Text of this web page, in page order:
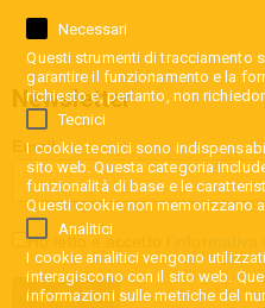
Newsletter
Email
Ho letto e accetto l'
Necessari
Questi strumenti di tracciamento
garantire il funzionamento e la
richiesto e, pertanto, non
Tecnici
I cookie tecnici sono
sito web. Questa categoria
funzionalità di base e le
Questi cookie non memorizzano
Analitici
I cookie analitici vengono
interagiscono con il sito web.
informazioni sulle metriche del